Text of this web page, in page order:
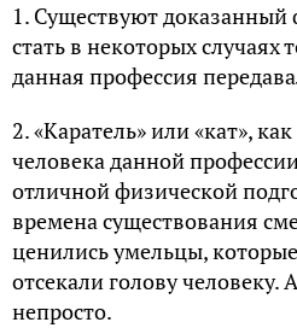
1. Существуют доказанный
стать в некоторых случаях
данная профессия
2. «Каратель» или «кат»,
человека данной
отличной физической
времена существования
ценились умельцы,
отсекали голову человеку.
непросто.